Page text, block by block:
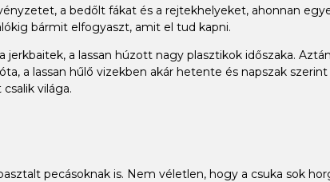
a bedőlt fákat és a rejtekhelyeket, ahonnan
bármit elfogyaszt, amit el tud kapni.
a lassan húzott nagy plasztikok időszaka.
a lassan hűlő vizekben akár hetente és napszak
világa.
pecásoknak is. Nem véletlen, hogy a csuka sok